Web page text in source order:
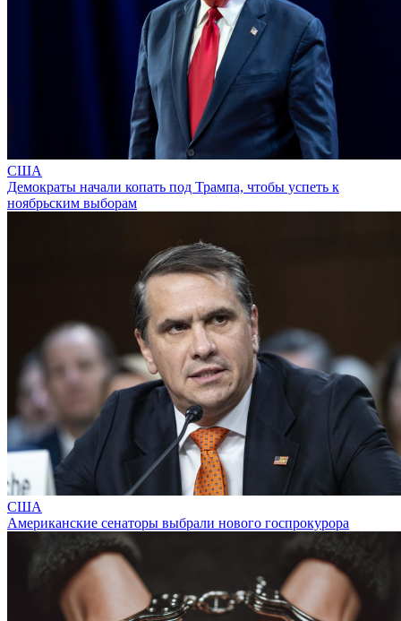
США
Демократы начали копать под Трампа, чтобы успеть к
ноябрьским выборам
США
Американские сенаторы выбрали нового госпрокурора